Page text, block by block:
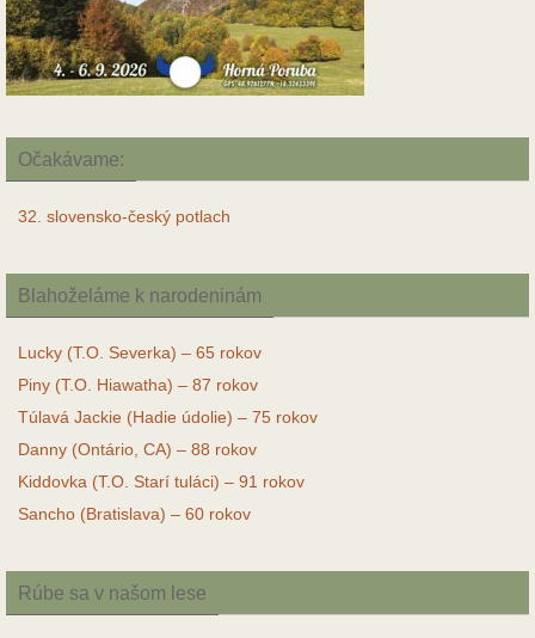
Očakávame:
32. slovensko-český potlach
Blahoželáme k narodeninám
Lucky (T.O. Severka) – 65 rokov
Piny (T.O. Hiawatha) – 87 rokov
Túlavá Jackie (Hadie údolie) – 75 rokov
Danny (Ontário, CA) – 88 rokov
Kiddovka (T.O. Starí tuláci) – 91 rokov
Sancho (Bratislava) – 60 rokov
Rúbe sa v našom lese